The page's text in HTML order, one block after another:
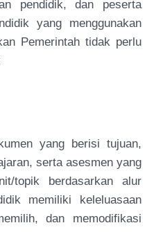
pendidik, dan peserta
yang menggunakan
Pemerintah tidak perlu
yang berisi tujuan,
serta asesmen yang
topik berdasarkan alur
memiliki keleluasaan
dan memodifikasi